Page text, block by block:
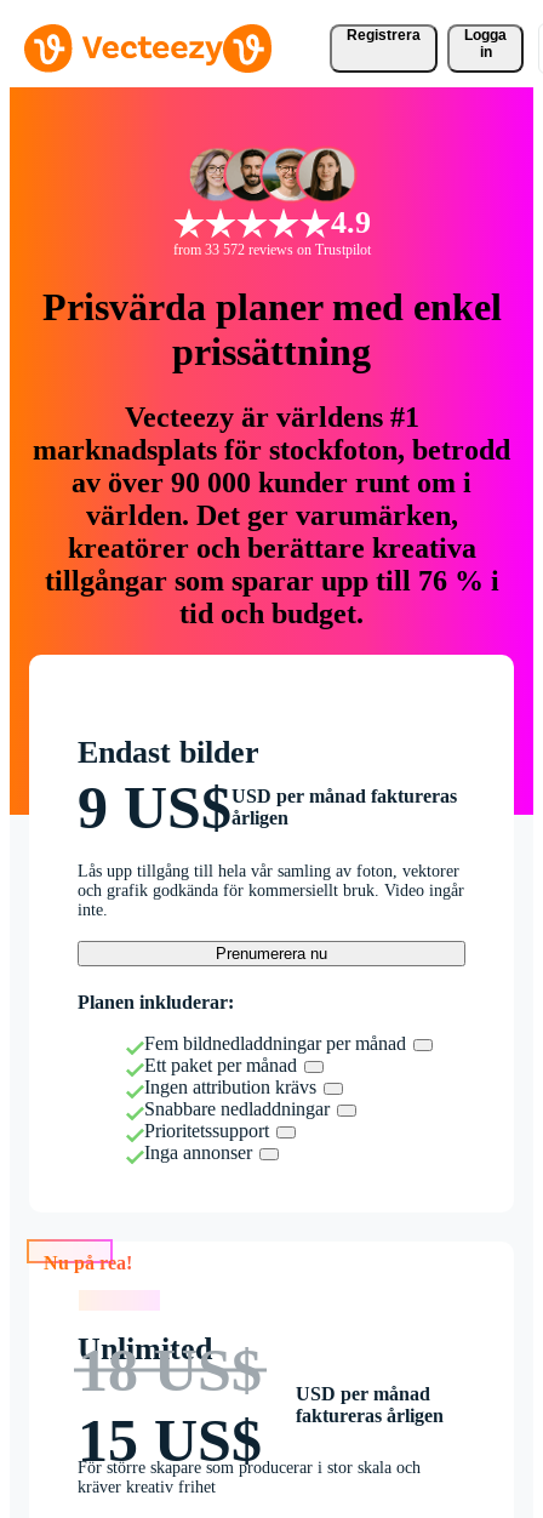
Registrera
Logga
in
4.9
from 33 572 reviews on Trustpilot
Prisvärda planer med enkel
prissättning
Vecteezy är världens #1
marknadsplats för stockfoton, betrodd
av över 90 000 kunder runt om i
världen. Det ger varumärken,
kreatörer och berättare kreativa
tillgångar som sparar upp till 76 % i
tid och budget.
Endast bilder
9 US$USD per månad faktureras
årligen
Lås upp tillgång till hela vår samling av foton, vektorer
och grafik godkända för kommersiellt bruk. Video ingår
inte.
Prenumerera nu
Planen inkluderar:
Fem bildnedladdningar per månad
Ett paket per månad
Ingen attribution krävs
Snabbare nedladdningar
Prioritetssupport
Inga annonser
Nu på rea!
Unlimited
18 US$
15 US$
USD per månad
faktureras årligen
För större skapare som producerar i stor skala och
kräver kreativ frihet